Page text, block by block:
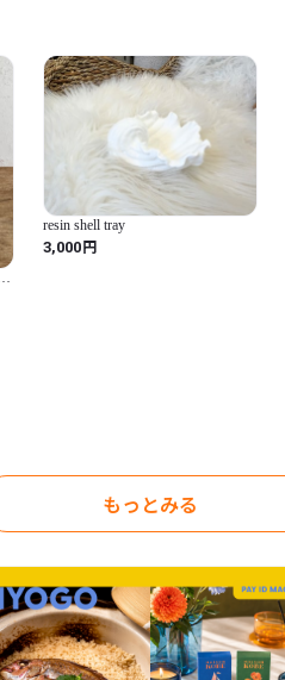
resin shell tray
3,000円
もっとみる